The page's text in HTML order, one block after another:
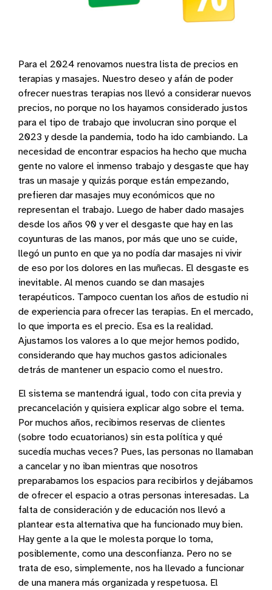
Para el 2024 renovamos nuestra lista de precios en
terapias y masajes. Nuestro deseo y afán de poder
ofrecer nuestras terapias nos llevó a considerar nuevos
precios, no porque no los hayamos considerado justos
para el tipo de trabajo que involucran sino porque el
2023 y desde la pandemia, todo ha ido cambiando. La
necesidad de encontrar espacios ha hecho que mucha
gente no valore el inmenso trabajo y desgaste que hay
tras un masaje y quizás porque están empezando,
prefieren dar masajes muy económicos que no
representan el trabajo. Luego de haber dado masajes
desde los años 90 y ver el desgaste que hay en las
coyunturas de las manos, por más que uno se cuide,
llegó un punto en que ya no podía dar masajes ni vivir
de eso por los dolores en las muñecas. El desgaste es
inevitable. Al menos cuando se dan masajes
terapéuticos. Tampoco cuentan los años de estudio ni
de experiencia para ofrecer las terapias. En el mercado,
lo que importa es el precio. Esa es la realidad.
Ajustamos los valores a lo que mejor hemos podido,
considerando que hay muchos gastos adicionales
detrás de mantener un espacio como el nuestro.
El sistema se mantendrá igual, todo con cita previa y
precancelación y quisiera explicar algo sobre el tema.
Por muchos años, recibimos reservas de clientes
(sobre todo ecuatorianos) sin esta política y qué
sucedía muchas veces? Pues, las personas no llamaban
a cancelar y no iban mientras que nosotros
preparabamos los espacios para recibirlos y dejábamos
de ofrecer el espacio a otras personas interesadas. La
falta de consideración y de educación nos llevó a
plantear esta alternativa que ha funcionado muy bien.
Hay gente a la que le molesta porque lo toma,
posiblemente, como una desconfianza. Pero no se
trata de eso, simplemente, nos ha llevado a funcionar
de una manera más organizada y respetuosa. El